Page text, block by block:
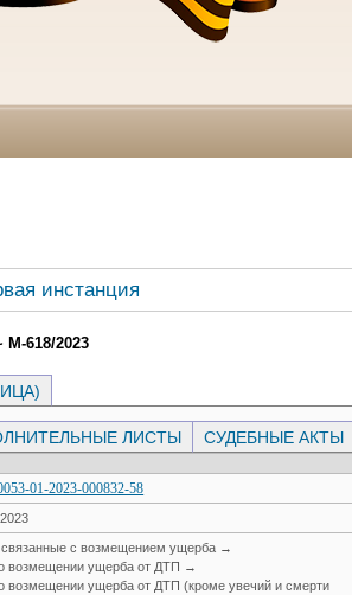
инстанция
618/2023
ЛИСТЫ СУДЕБНЫЕ АКТЫ
01-2023-000832-58
связанные с возмещением ущерба →
возмещении ущерба от ДТП →
возмещении ущерба от ДТП (кроме увечий и смерти